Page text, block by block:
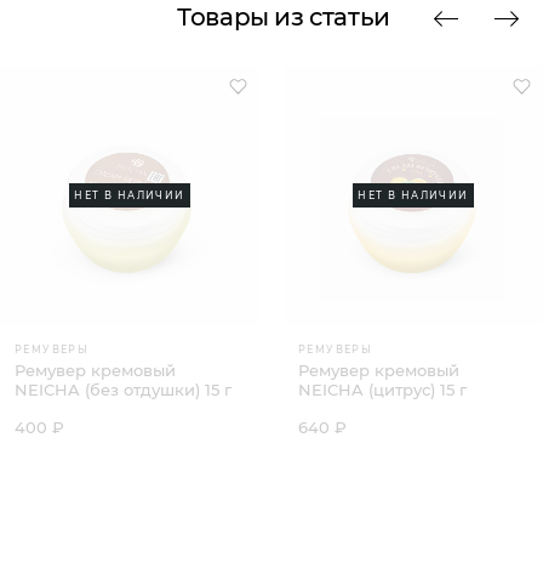
Товары из статьи
НЕТ В НАЛИЧИИ
РЕМУВЕРЫ
Ремувер кремовый
NEICHA (без отдушки) 15 г
400 ₽
НЕТ В НАЛИЧИИ
РЕМУВЕРЫ
Ремувер кремовый
NEICHA (цитрус) 15 г
640 ₽